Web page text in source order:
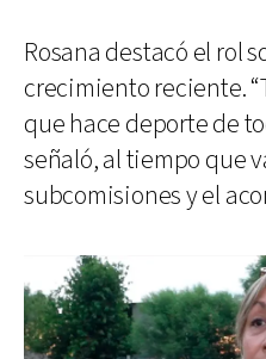
Rosana destacó el rol
crecimiento reciente.
que hace deporte de
señaló, al tiempo que
subcomisiones y el